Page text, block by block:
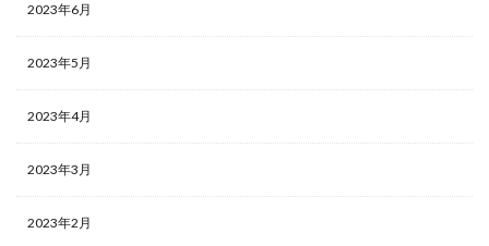
2023年6月
2023年5月
2023年4月
2023年3月
2023年2月